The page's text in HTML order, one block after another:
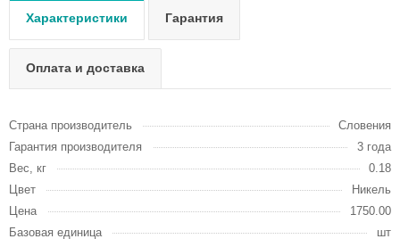
Характеристики Гарантия
Оплата и доставка
Страна производитель
Словения
Гарантия производителя
3 года
Вес, кг
0.18
Цвет
Никель
Цена
1750.00
Базовая единица
шт